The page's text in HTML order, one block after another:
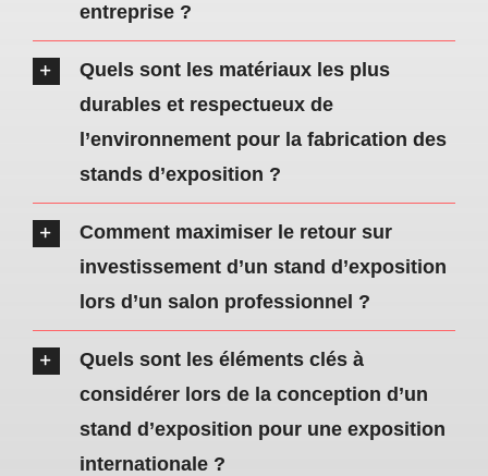
entreprise ?
Quels sont les matériaux les plus
durables et respectueux de
l’environnement pour la fabrication des
stands d’exposition ?
Comment maximiser le retour sur
investissement d’un stand d’exposition
lors d’un salon professionnel ?
Quels sont les éléments clés à
considérer lors de la conception d’un
stand d’exposition pour une exposition
internationale ?